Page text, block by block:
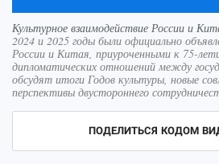
Культурное взаимодействие России и
2024 и 2025 годы были официально
России и Китая, приуроченными к 75-
дипломатических отношений между
обсудят итоги Годов культуры, новые
перспективы двустороннего
ПОДЕЛИТЬСЯ КОДОМ